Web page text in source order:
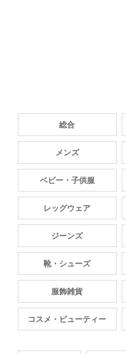
総合
メンズ
ベビー・子供服
レッグウェア
ジーンズ
靴・シューズ
服飾雑貨
コスメ・ビューティー